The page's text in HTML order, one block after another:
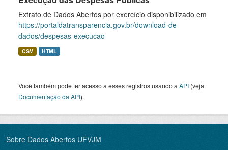
Extrato de Dados Abertos por exercício disponibilizado em
https://portaldatransparencia.gov.br/download-de-
dados/despesas-execucao
CSV HTML
Você também pode ter acesso a esses registros usando a API (veja
Documentação da API).
Sobre Dados Abertos UFVJM